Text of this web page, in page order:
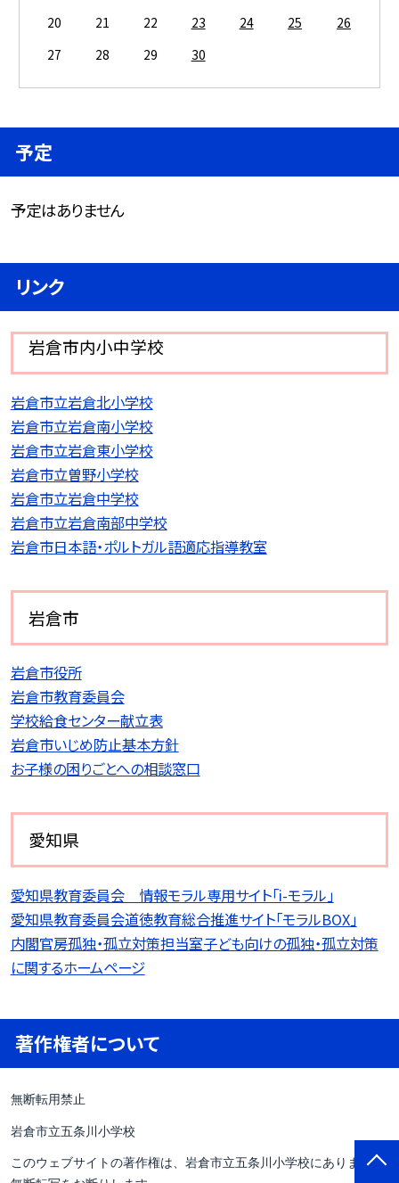
20
21 22 23 24 25
26
27
28 29 30
予定
予定はありません
リンク
岩倉市内小中学校
岩倉市立岩倉北小学校
岩倉市立岩倉南小学校
岩倉市立岩倉東小学校
岩倉市立曽野小学校
岩倉市立岩倉中学校
岩倉市立岩倉南部中学校
岩倉市日本語・ポルトガル語適応指導教室
岩倉市
岩倉市役所
岩倉市教育委員会
学校給食センター献立表
岩倉市いじめ防止基本方針
お子様の困りごとへの相談窓口
愛知県
愛知県教育委員会 情報モラル専用サイト「i-モラル」
愛知県教育委員会道徳教育総合推進サイト「モラルBOX」
内閣官房孤独・孤立対策担当室子ども向けの孤独・孤立対策
に関するホームページ
著作権者について
無断転用禁止
岩倉市立五条川小学校
このウェブサイトの著作権は、岩倉市立五条川小学校にあります。